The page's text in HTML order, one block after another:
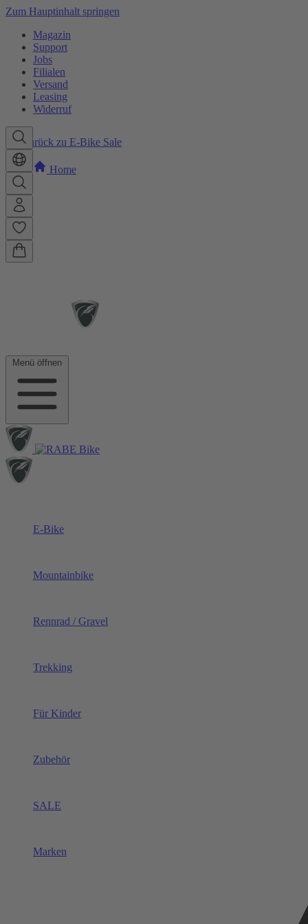
Zum Hauptinhalt springen
Magazin
Support
Jobs
Filialen
Versand
Leasing
Widerruf
Menü öffnen
E-Bike
Mountainbike
Rennrad / Gravel
Trekking
Für Kinder
Zubehör
SALE
Marken
Zurück zu E-Bike Sale
Home